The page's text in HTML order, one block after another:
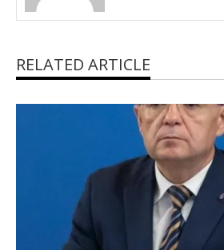
RELATED ARTICLE